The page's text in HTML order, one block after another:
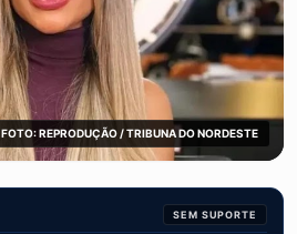
FOTO: REPRODUÇÃO / TRIBUNA DO NORDESTE
SEM SUPORTE